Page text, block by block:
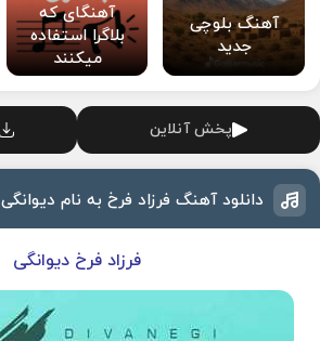
آهنگ بلوچی
جدید
آهنگای که
بلاگرا استفاده
میکنند
پخش آنلاین
دانلود آهنگ فرزاد فرخ به نام دیوانگی
فرزاد فرخ دیوانگی